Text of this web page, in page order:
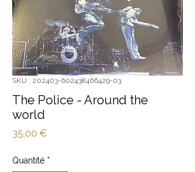
SKU : 202403-602438466429-03
The Police - Around the
world
35,00 €Prix
Quantité *